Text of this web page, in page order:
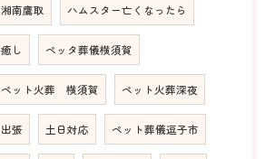
湘南鷹取 ハムスター亡くなったら
癒し ペッタ葬儀横須賀
ペット火葬 横須賀 ペット火葬深夜
出張 土日対応 ペット葬儀逗子市